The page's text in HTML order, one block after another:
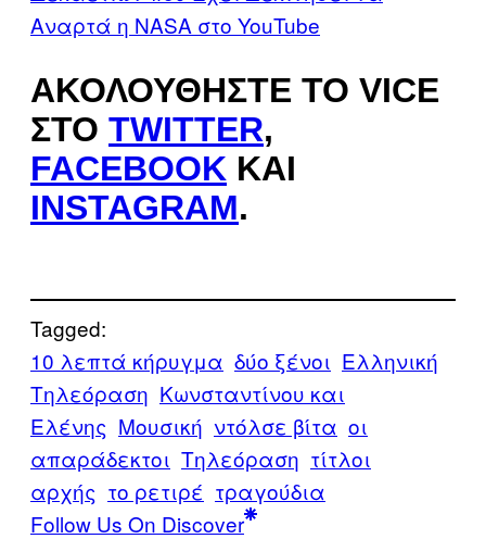
Αναρτά η NASA στο YouTube
ΑΚΟΛΟΥΘΉΣΤΕ ΤΟ VICE
ΣΤΟ TWITTER,
FACEBOOK ΚΑΙ
INSTAGRAM.
Tagged:
10 λεπτά κήρυγμα δύο ξένοι Ελληνική
Τηλεόραση Κωνσταντίνου και
Ελένης Μουσική ντόλσε βίτα οι
απαράδεκτοι Τηλεόραση τίτλοι
αρχής το ρετιρέ τραγούδια
Follow Us On Discover